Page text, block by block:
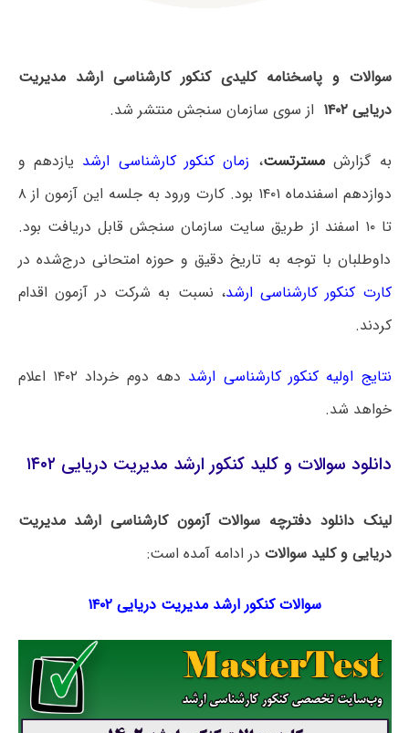
سوالات و پاسخنامه کلیدی کنکور کارشناسی ارشد مدیریت
دریایی ۱۴۰۲
از سوی سازمان سنجش منتشر شد.
به گزارشمسترتست، زمان کنکور کارشناسی ارشد یازدهم و
دوازدهم اسفندماه ۱۴۰۱ بود. کارت ورود به جلسه این آزمون از ۸
تا ۱۰ اسفند از طریق سایت سازمان سنجش قابل دریافت بود.
داوطلبان با توجه به تاریخ دقیق و حوزه امتحانی درج‌شده در
کارت کنکور کارشناسی ارشد، نسبت به شرکت در آزمون اقدام
کردند.
نتایج اولیه کنکور کارشناسی ارشد
دهه دوم خرداد ۱۴۰۲ اعلام
خواهد شد.
دانلود سوالات و کلید کنکور ارشد مدیریت دریایی ۱۴۰۲
لینک دانلود دفترچه سوالات آزمون کارشناسی ارشد مدیریت
دریایی و کلید سوالات در ادامه آمده است:
سوالات کنکور ارشد مدیریت دریایی ۱۴۰۲